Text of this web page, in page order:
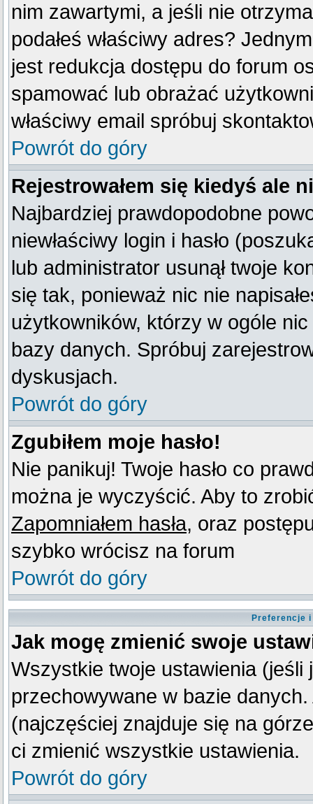
nim zawartymi, a jeśli nie
podałeś właściwy adres?
jest redukcja dostępu do forum
spamować lub obrażać
właściwy email spróbuj
Powrót do góry
Rejestrowałem się kiedyś ale
Najbardziej prawdopodobne
niewłaściwy login i hasło
lub administrator usunął twoje
się tak, ponieważ nic nie
użytkowników, którzy w ogóle
bazy danych. Spróbuj
dyskusjach.
Powrót do góry
Zgubiłem moje hasło!
Nie panikuj! Twoje hasło co
można je wyczyścić. Aby to
Zapomniałem hasła, oraz
szybko wrócisz na forum
Powrót do góry
Preferencje
Jak mogę zmienić swoje
Wszystkie twoje ustawienia
przechowywane w bazie
(najczęściej znajduje się na
ci zmienić wszystkie ustawienia.
Powrót do góry